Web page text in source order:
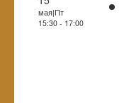
мая|Пт
15:30 - 17:00